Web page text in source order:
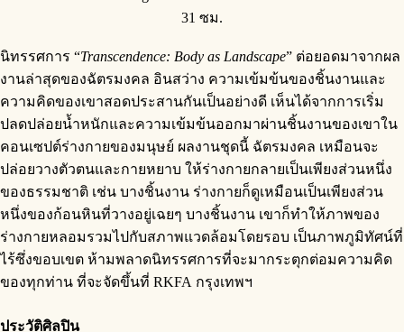
31 ซม.
นิทรรศการ “Transcendence: Body as Landscape” ต่อยอดมาจากผล
งานล่าสุดของฉัตรมงคล อินสว่าง ความเข้มข้นของชิ้นงานและ
ความคิดของเขาสอดประสานกันเป็นอย่างดี เห็นได้จากการเริ่ม
ปลดปล่อยน้ำหนักและความเข้มข้นออกมาผ่านชิ้นงานของเขาใน
คอนเซปต์ร่างกายของมนุษย์ ผลงานชุดนี้ ฉัตรมงคล เหมือนจะ
ปล่อยวางตัวตนและกายหยาบ ให้ร่างกายกลายเป็นเพียงส่วนหนึ่ง
ของธรรมชาติ เช่น บางชิ้นงาน ร่างกายก็ดูเหมือนเป็นเพียงส่วน
หนึ่งของก้อนหินที่วางอยู่เฉยๆ บางชิ้นงาน เขาก็ทำให้ภาพของ
ร่างกายหลอมรวมไปกับสภาพแวดล้อมโดยรอบ เป็นภาพภูมิทัศน์ที่
ไร้ซึ่งขอบเขต ห้ามพลาดนิทรรศการที่จะมากระตุกต่อมความคิด
ของทุกท่าน ที่จะจัดขึ้นที่ RKFA กรุงเทพฯ
ประวัติศิลปิน